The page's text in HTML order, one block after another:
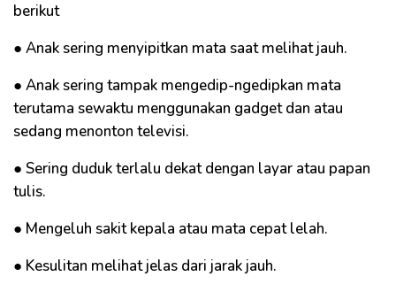
berikut
● Anak sering menyipitkan mata saat melihat jauh.
● Anak sering tampak mengedip-ngedipkan mata
terutama sewaktu menggunakan gadget dan atau
sedang menonton televisi.
● Sering duduk terlalu dekat dengan layar atau papan
tulis.
● Mengeluh sakit kepala atau mata cepat lelah.
● Kesulitan melihat jelas dari jarak jauh.